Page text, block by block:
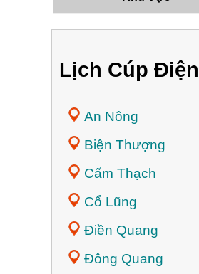
Lịch Cúp
An Nông
Biện Thượng
Cẩm Thạch
Cổ Lũng
Điền Quang
Đông Quang